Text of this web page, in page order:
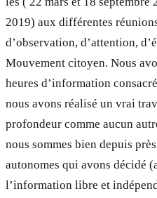
2019) aux différentes
d’observation, d’attention,
Mouvement citoyen. Nous
heures d’information
nous avons réalisé un vrai
profondeur comme aucun
nous sommes bien depuis
autonomes qui avons décidé
l’information libre et